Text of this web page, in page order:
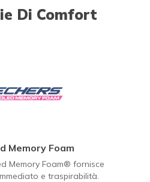
Di Comfort
Memory Foam
Memory Foam® fornisce
e traspirabilità.